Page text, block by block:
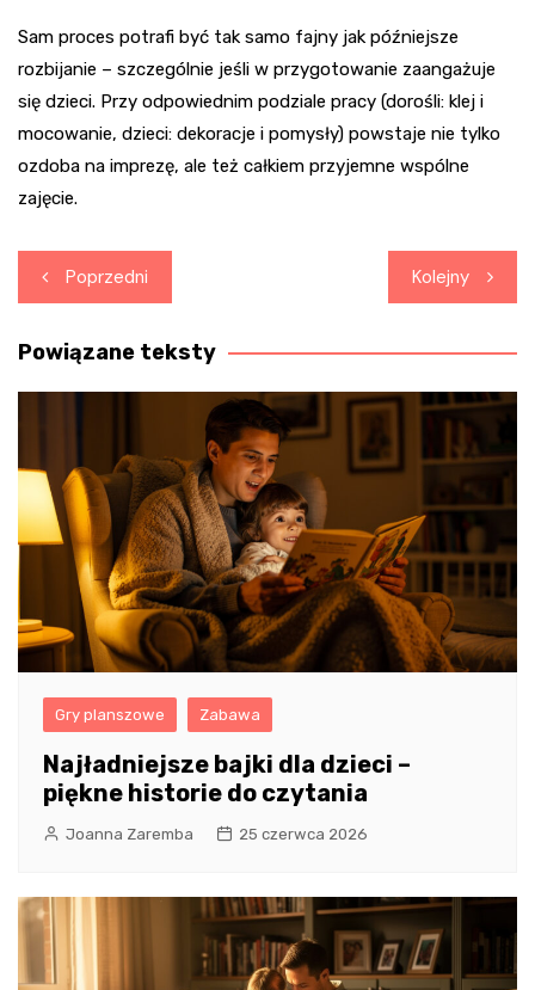
Sam proces potrafi być tak samo fajny jak późniejsze
rozbijanie – szczególnie jeśli w przygotowanie zaangażuje
się dzieci. Przy odpowiednim podziale pracy (dorośli: klej i
mocowanie, dzieci: dekoracje i pomysły) powstaje nie tylko
ozdoba na imprezę, ale też całkiem przyjemne wspólne
zajęcie.
Nawigacja
wpisu
Poprzedni Kolejny
Powiązane teksty
Gry planszowe Zabawa
Najładniejsze bajki dla dzieci –
piękne historie do czytania
Joanna Zaremba 25 czerwca 2026